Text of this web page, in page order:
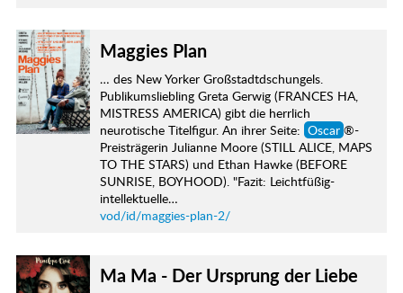
Maggies Plan
… des New Yorker Großstadtdschungels.
Publikumsliebling Greta Gerwig (FRANCES HA,
MISTRESS AMERICA) gibt die herrlich
neurotische Titelfigur. An ihrer Seite: Oscar ®-
Preisträgerin Julianne Moore (STILL ALICE, MAPS
TO THE STARS) und Ethan Hawke (BEFORE
SUNRISE, BOYHOOD). "Fazit: Leichtfüßig-
intellektuelle…
vod/id/maggies-plan-2/
Ma Ma - Der Ursprung der Liebe